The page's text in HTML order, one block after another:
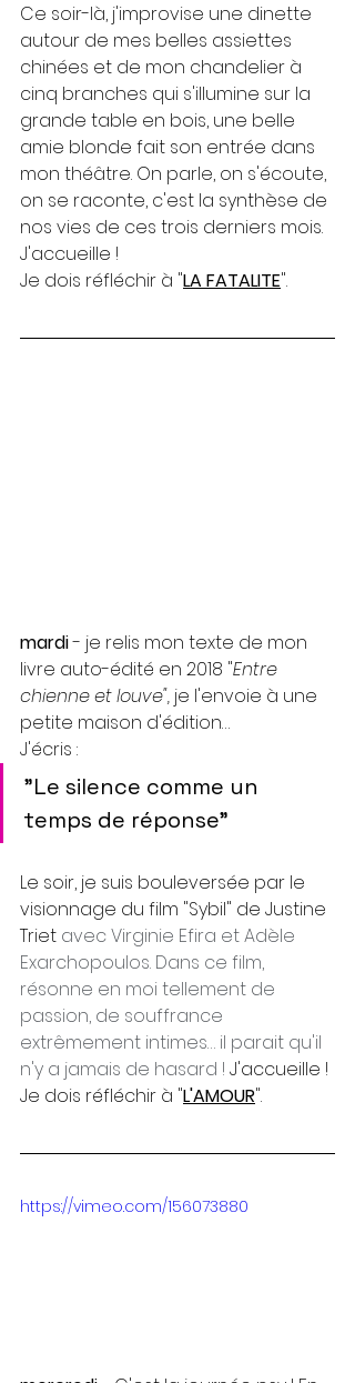
Ce soir-là, j'improvise une dinette
autour de mes belles assiettes
chinées et de mon chandelier à
cinq branches qui s'illumine sur la
grande table en bois, une belle
amie blonde fait son entrée dans
mon théâtre. On parle, on s'écoute,
on se raconte, c'est la synthèse de
nos vies de ces trois derniers mois.
J'accueille !
Je dois réfléchir à "LA FATALITE".
mardi - je relis mon texte de mon
livre auto-édité en 2018 "Entre
chienne et louve", je l'envoie à une
petite maison d'édition…
J'écris :
"Le silence comme un
temps de réponse"
Le soir, je suis bouleversée par le
visionnage du film "Sybil" de Justine
Triet avec Virginie Efira et Adèle
Exarchopoulos. Dans ce film,
résonne en moi tellement de
passion, de souffrance
extrêmement intimes… il parait qu'il
n'y a jamais de hasard ! J'accueille !
Je dois réfléchir à "L'AMOUR".
https://vimeo.com/156073880